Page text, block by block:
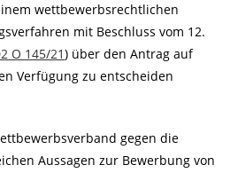
wettbewerbsrechtlichen
mit Beschluss vom 12.
O 145/21) über den Antrag auf
Verfügung zu entscheiden
gegen die
Aussagen zur Bewerbung von